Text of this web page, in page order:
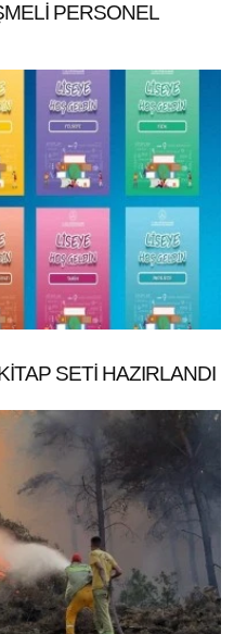
PERSONEL
SETİ HAZIRLANDI